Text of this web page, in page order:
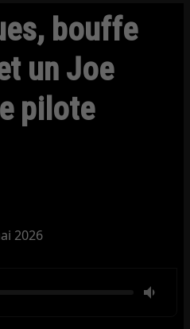
bouffe
un Joe
pilote
2026